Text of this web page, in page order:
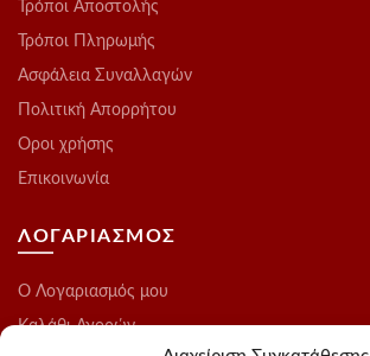
Τρόποι Αποστολής
Τρόποι Πληρωμής
Ασφάλεια Συναλλαγών
Πολιτική Απορρήτου
Οροι χρήσης
Επικοινωνία
ΛΟΓΑΡΙΑΣΜΟΣ
O Λογαριασμός μου
Καλάθι Αγορών